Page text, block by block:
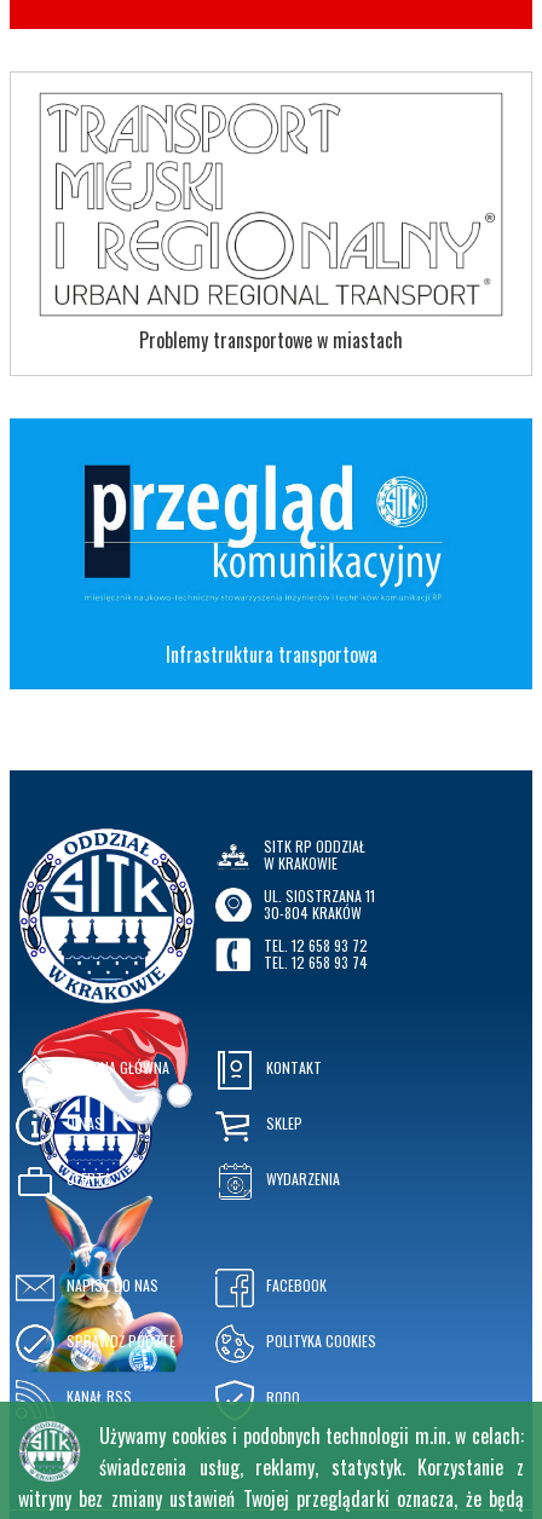
Problemy transportowe w miastach
Infrastruktura transportowa
SITK RP ODDZIAŁ
W KRAKOWIE
UL. SIOSTRZANA 11
30-804 KRAKÓW
TEL. 12 658 93 72
TEL. 12 658 93 74
STRONA GŁÓWNA
O NAS
OFERTA
KONTAKT
SKLEP
WYDARZENIA
NAPISZ DO NAS
SPRAWDŹ POCZTĘ
KANAŁ RSS
FACEBOOK
POLITYKA COOKIES
RODO
Używamy cookies i podobnych technologii m.in. w celach:
świadczenia usług, reklamy, statystyk. Korzystanie z
witryny bez zmiany ustawień Twojej przeglądarki oznacza, że będą